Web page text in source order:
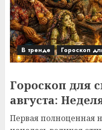
В тренде Гороскоп
Гороскоп для
августа:
Первая полноценная